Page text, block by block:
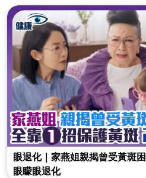
眼退化｜家燕姐親揭曾受黃斑
眼矇眼退化